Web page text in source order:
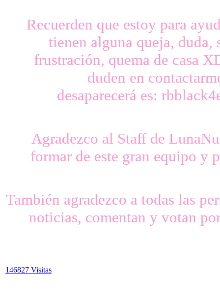
Recuerden que estoy para
tienen alguna queja, duda,
frustración, quema de casa
duden en
desaparecerá es:
Agradezco al Staff de
formar de este gran equipo y
También agradezco a todas las
noticias, comentan y votan
146827 Visitas